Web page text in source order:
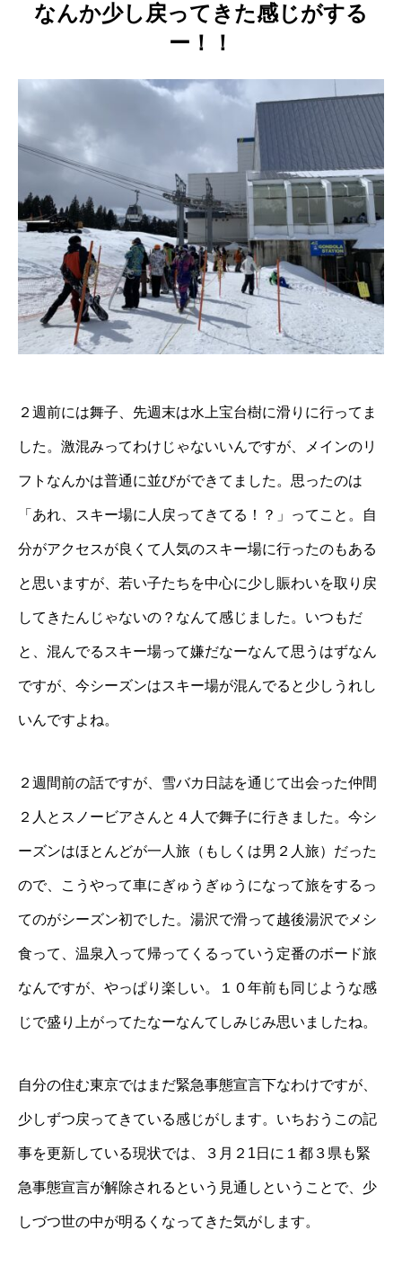
なんか少し戻ってきた感じがする
ー！！
２週前には舞子、先週末は水上宝台樹に滑りに行ってま
した。激混みってわけじゃないいんですが、メインのリ
フトなんかは普通に並びができてました。思ったのは
「あれ、スキー場に人戻ってきてる！？」ってこと。自
分がアクセスが良くて人気のスキー場に行ったのもある
と思いますが、若い子たちを中心に少し賑わいを取り戻
してきたんじゃないの？なんて感じました。いつもだ
と、混んでるスキー場って嫌だなーなんて思うはずなん
ですが、今シーズンはスキー場が混んでると少しうれし
いんですよね。
２週間前の話ですが、雪バカ日誌を通じて出会った仲間
２人とスノービアさんと４人で舞子に行きました。今シ
ーズンはほとんどが一人旅（もしくは男２人旅）だった
ので、こうやって車にぎゅうぎゅうになって旅をするっ
てのがシーズン初でした。湯沢で滑って越後湯沢でメシ
食って、温泉入って帰ってくるっていう定番のボード旅
なんですが、やっぱり楽しい。１０年前も同じような感
じで盛り上がってたなーなんてしみじみ思いましたね。
自分の住む東京ではまだ緊急事態宣言下なわけですが、
少しずつ戻ってきている感じがします。いちおうこの記
事を更新している現状では、３月２1日に１都３県も緊
急事態宣言が解除されるという見通しということで、少
しづつ世の中が明るくなってきた気がします。